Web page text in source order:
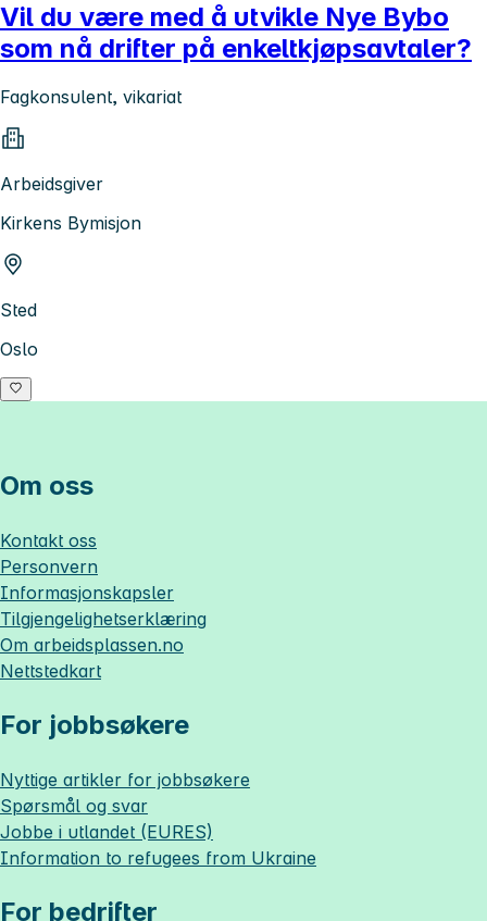
Vil du være med å utvikle Nye Bybo
som nå drifter på enkeltkjøpsavtaler?
Fagkonsulent, vikariat
Arbeidsgiver
Kirkens Bymisjon
Sted
Oslo
Om oss
Kontakt oss
Personvern
Informasjonskapsler
Tilgjengelighetserklæring
Om arbeidsplassen.no
Nettstedkart
For jobbsøkere
Nyttige artikler for jobbsøkere
Spørsmål og svar
Jobbe i utlandet (EURES)
Information to refugees from Ukraine
For bedrifter